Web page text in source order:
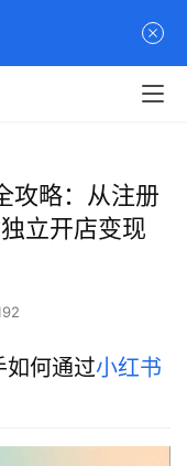
攻略：从注册
立开店变现
如何通过小红书